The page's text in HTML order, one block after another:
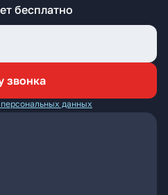
бесплатно
звонка
персональных данных